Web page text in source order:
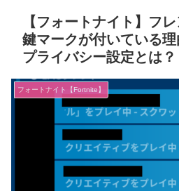
【フォートナイト】フ
鍵マークが付いている
プライバシー設定とは？
フォートナイト【Fortnite】